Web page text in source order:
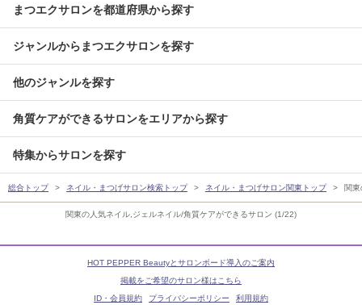
関東の人気ネイル,ジェルネイル/角質ケアができるサロン (1/22)
まつエクサロンを都道府県から探す
ジャンルからまつエクサロンを探す
他のジャンルを探す
角質ケアができるサロンをエリアから探す
特集からサロンを探す
総合トップ ネイル・まつげサロン検索トップ ネイル・まつげサロン関東トップ 関
HOT PEPPER Beautyとサロンボード導入のご案内
掲載をご希望のサロン様はこちら
ID・会員規約
プライバシーポリシー 利用規約